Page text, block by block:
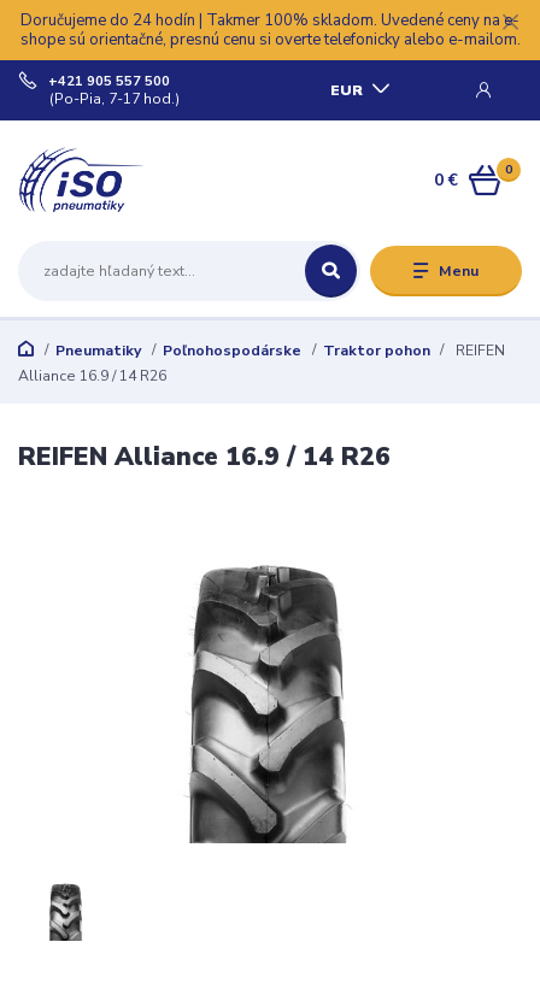
Doručujeme do 24 hodín | Takmer 100% skladom. Uvedené ceny na e-
shope sú orientačné, presnú cenu si overte telefonicky alebo e-mailom.
Menu
EUR
+421 905 557 500
(Po-Pia, 7-17 hod.)
0
0 €
Pneumatiky Poľnohospodárske Traktor pohon
REIFEN
Alliance 16.9 / 14 R26
REIFEN Alliance 16.9 / 14 R26